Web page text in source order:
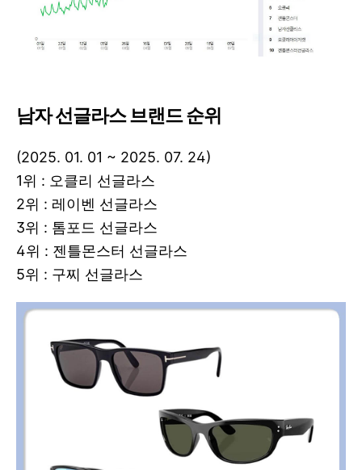
남자 선글라스 브랜드 순위
(2025. 01. 01 ~ 2025. 07. 24)
1위 : 오클리 선글라스
2위 : 레이벤 선글라스
3위 : 톰포드 선글라스
4위 : 젠틀몬스터 선글라스
5위 : 구찌 선글라스